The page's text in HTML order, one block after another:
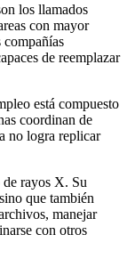
los llamados
con mayor
de reemplazar
está compuesto
coordinan de
no logra replicar
rayos X. Su
que también
manejar
con otros